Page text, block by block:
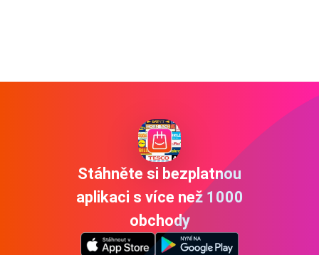
Stáhněte si bezplatnou
aplikaci s více než 1000
obchody